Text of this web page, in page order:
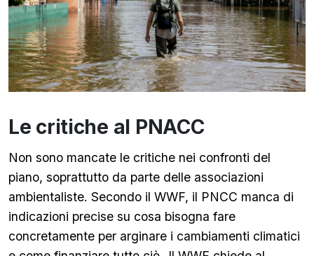
Le critiche al PNACC
Non sono mancate le critiche nei confronti del
piano, soprattutto da parte delle associazioni
ambientaliste. Secondo il WWF, il PNCC manca di
indicazioni precise su cosa bisogna fare
concretamente per arginare i cambiamenti climatici